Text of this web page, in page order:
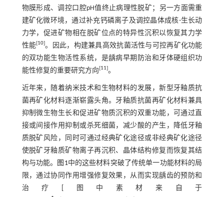
物膜形成、调控口腔pH值终止病理性脱矿；另一方面需重
建矿化微环境，通过补充钙磷离子及调控晶体成核-生长动
力学，促进矿物相在脱矿位点的特异性沉积以恢复其力学
性能 10 。因此，构建兼具高效抗菌活性与可控再矿化功能
的双功能生物活性系统，是龋病早期防治和牙体硬组织功
能性修复的重要研究方向 11 。
近年来，随着纳米技术和生物材料的发展，新型牙釉质抗
菌再矿化材料逐渐崭露头角。牙釉质抗菌再矿化材料兼具
抑制微生物生长和促进矿物质沉积的双重功能，可通过直
接或间接作用抑制或杀死细菌，减少酸的产生，降低牙釉
质脱矿风险，同时可通过经典矿化途径或非经典矿化途径
使脱矿牙釉质矿物离子再沉积、晶体结构修复而恢复其结
构与功能。
图1中的这些材料突破了传统单一功能材料的局
限，通过协同作用增强修复效果，从而实现龋齿的预防和
治疗[图中素材来自于